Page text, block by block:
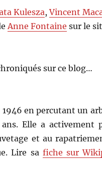
Kulesza,Vincent
Anne Fontaine sur le
sur ce blog…
en percutant un
Elle a
et au
Lire sa fiche sur